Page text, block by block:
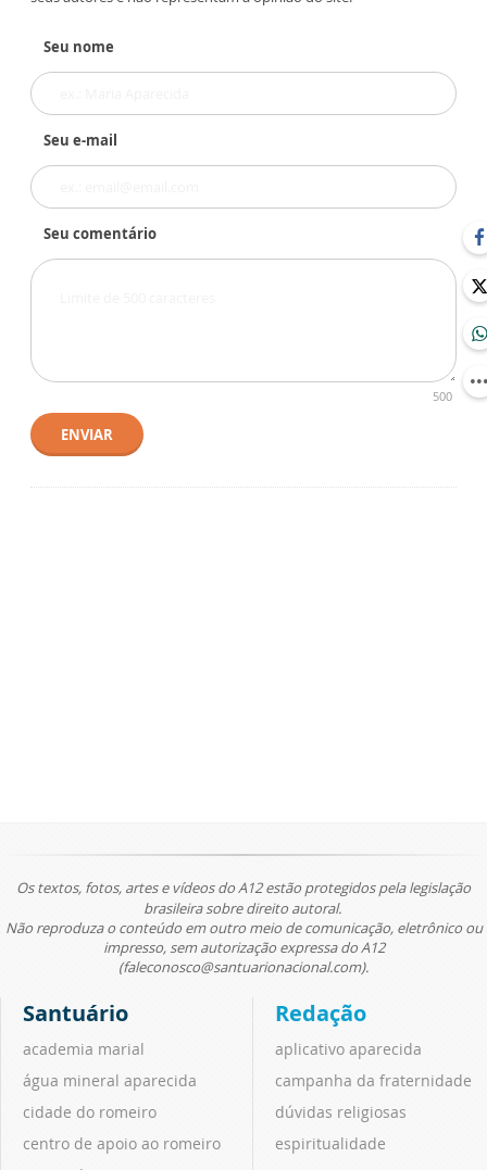
Seu nome
Seu e-mail
Seu comentário
500
ENVIAR
Os textos, fotos, artes e vídeos do A12 estão protegidos pela legislação
brasileira sobre direito autoral.
Não reproduza o conteúdo em outro meio de comunicação, eletrônico ou
impresso, sem autorização expressa do A12
(faleconosco@santuarionacional.com).
Santuário
academia marial
água mineral aparecida
cidade do romeiro
centro de apoio ao romeiro
Redação
aplicativo aparecida
campanha da fraternidade
dúvidas religiosas
espiritualidade